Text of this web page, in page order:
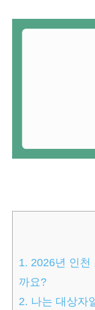
1. 2026년 인천
까요?
2. 나는 대상자